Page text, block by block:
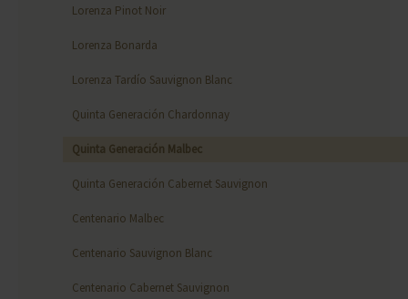
Lorenza Pinot Noir
Lorenza Bonarda
Lorenza Tardío Sauvignon Blanc
Quinta Generación Chardonnay
Quinta Generación Malbec
Quinta Generación Cabernet Sauvignon
Centenario Malbec
Centenario Sauvignon Blanc
Centenario Cabernet Sauvignon